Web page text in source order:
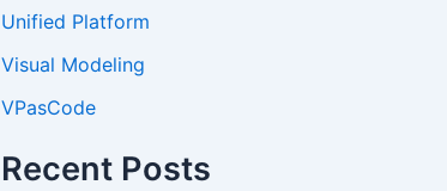
Unified Platform
Visual Modeling
VPasCode
Recent Posts